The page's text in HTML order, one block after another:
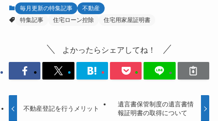
毎月更新の特集記事
不動産
特集記事
住宅ローン控除 住宅用家屋証明書
よかったらシェアしてね！
不動産登記を行うメリット
遺言書保管制度の遺言書情
報証明書の取得について